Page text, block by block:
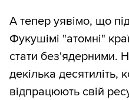
А тепер уявімо, що
Фукушімі "атомні"
стати без'ядерними.
декілька десятиліть,
відпрацюють свій